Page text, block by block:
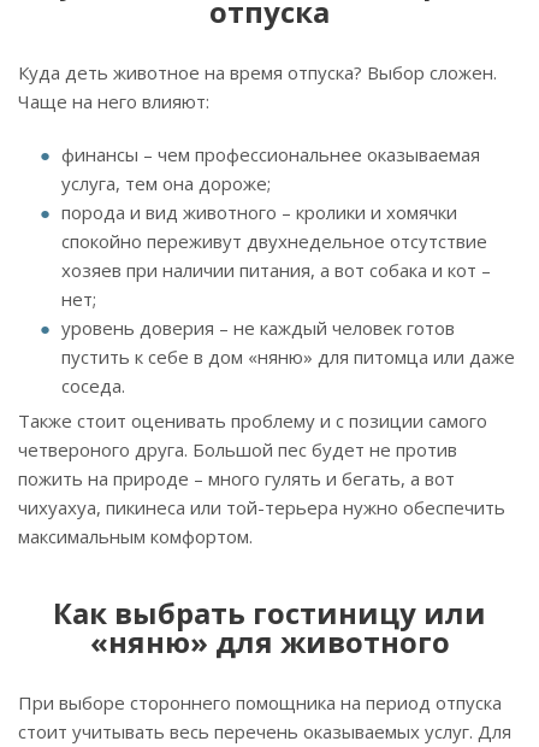
отпуска
Куда деть животное на время отпуска? Выбор сложен.
Чаще на него влияют:
финансы – чем профессиональнее оказываемая
услуга, тем она дороже;
порода и вид животного – кролики и хомячки
спокойно переживут двухнедельное отсутствие
хозяев при наличии питания, а вот собака и кот –
нет;
уровень доверия – не каждый человек готов
пустить к себе в дом «няню» для питомца или даже
соседа.
Также стоит оценивать проблему и с позиции самого
четвероного друга. Большой пес будет не против
пожить на природе – много гулять и бегать, а вот
чихуахуа, пикинеса или той-терьера нужно обеспечить
максимальным комфортом.
Как выбрать гостиницу или
«няню» для животного
При выборе стороннего помощника на период отпуска
стоит учитывать весь перечень оказываемых услуг. Для